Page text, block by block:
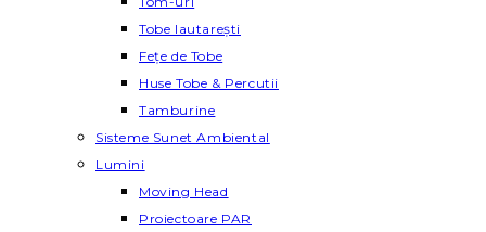
Tobe lautareşti
Fețe de Tobe
Huse Tobe & Percutii
Tamburine
Sisteme Sunet Ambiental
Lumini
Moving Head
Proiectoare PAR